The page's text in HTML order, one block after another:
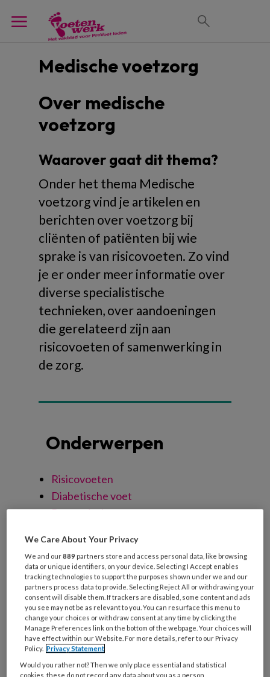
Medische voetzorg
Over medische
voetzorg
Waarover gaat dit thema?
Onder het thema Medische
voetzorg vind je artikelen en
berichten over voetzorg bij
cliënten of patiënten bij wie
sprake is van risicovoeten. Zo vind
je er onder meer informatie over
diverse specialistische
technieken, over aandoeningen
die gerelateerd zijn aan
risicovoeten of samenwerking in
de zorg.
Onderwerpen
Risicovoeten
Diabetische voet
Reumatische voet
Spastische voet
Oudere voet
Verwaarloosde voet
Specialistische technieken
Nagelreparatie
Nagelregulatie
Orthese
Vilttechniek
We Care About Your Privacy
We and our889 partners store and access personal data, like browsing
data or unique identifiers, on your device. Selecting I Accept enables
tracking technologies to support the purposes shown under we and our
partners process data to provide. Selecting Reject All or withdrawing your
consent will disable them. If trackers are disabled, some content and ads
you see may not be as relevant to you. You can resurface this menu to
change your choices or withdraw consent at any time by clicking the
Manage Preferences link on the bottom of the webpage. Your choices will
have effect within our Website. For more details, refer to our Privacy
Policy. Privacy Statement
Would you rather not? Then we only place essential and statistical
cookies, these do not record any data about you as a person